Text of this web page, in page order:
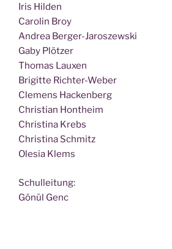
Iris Hilden
Caro­lin Broy
Andrea Berger-Jaroszewski
Gaby Plötzer
Tho­mas Lauxen
Bri­git­te Richter-Weber
Cle­mens Hackenberg
Chris­ti­an Hontheim
Chris­ti­na Krebs
Chris­ti­na Schmitz
Ole­sia Klems
Schul­lei­tung:
Gönül Genc